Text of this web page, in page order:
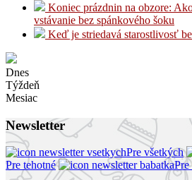
Koniec prázdnin na obzore:
vstávanie bez spánkového šoku
Keď je striedavá starostlivosť
Dnes
Týždeň
Mesiac
Newsletter
Pre všetkých
Pre tehotné
Pre